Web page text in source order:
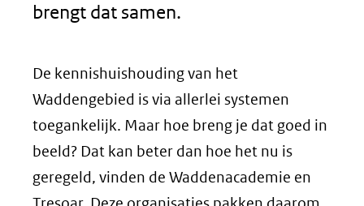
brengt dat samen.
De kennishuishouding van het
Waddengebied is via allerlei systemen
toegankelijk. Maar hoe breng je dat goed in
beeld? Dat kan beter dan hoe het nu is
geregeld, vinden de Waddenacademie en